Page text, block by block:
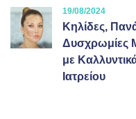
19/08/2024
Κηλίδες,
Δυσχρωμίες
με
Ιατρείου